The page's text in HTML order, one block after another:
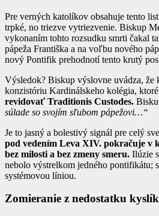
Pre verných katolíkov obsahuje tento
trpké, no triezve vytriezvenie. Biskup
vykonaním tohto rozsudku smrti čakal
pápeža Františka a na voľbu nového
nový Pontifik prehodnotí tento krutý
Výsledok? Biskup výslovne uvádza, že
konzistóriu Kardinálskeho kolégia, ktoré
revidovať Traditionis Custodes.
súlade so svojím sľubom pápežovi…“
Je to jasný a bolestivý signál pre celý
pod vedením Leva XIV. pokračuje v
bez milosti a bez zmeny smeru. Ilúzie
nebolo výstrelkom jedného pontifikátu;
systémovou líniou.
Zomieranie z nedostatku